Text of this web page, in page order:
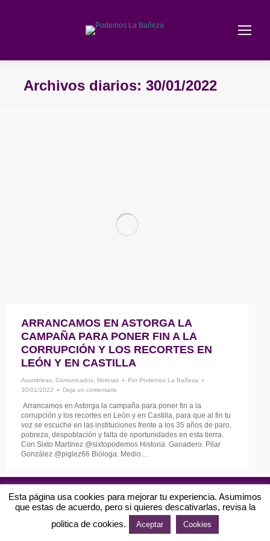
Archivos diarios: 30/01/2022
ARRANCAMOS EN ASTORGA LA
CAMPAÑA PARA PONER FIN A LA
CORRUPCIÓN Y LOS RECORTES EN
LEÓN Y EN CASTILLA
Asambleas Comunicados Noticias Por Podemos La Bañeza
30/01/2022
Deja un comentario
Arrancamos en Astorga la campaña para poner fin a la
corrupción y los recortes en León y en Castilla, para que al fin tu
voz se escuche en las instituciones frente a los 35 años de paro,
pobreza, despoblación y falta de oportunidades en esta tierra.
Con Sixto Martínez @sixtopodemos Historia. Ganadero. Pilar
González @piglez66 Bióloga. Medio…
Menú Bottom
Esta página usa cookies para mejorar tu experiencia. Asumimos
que estas de acuerdo, pero si quieres descativarlas, revisa la
politica de cookies.
Aceptar Cookies